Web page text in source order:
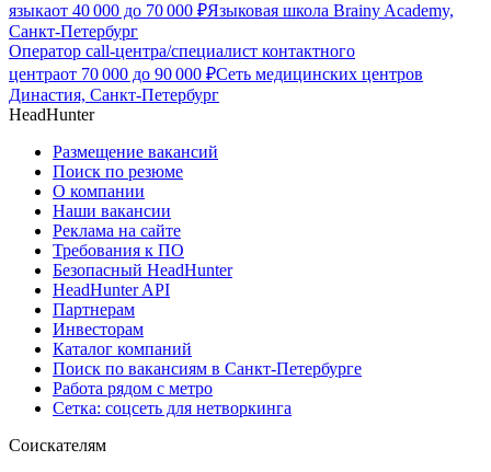
языкаот 40 000 до 70 000 ₽Языковая школа Brainy Academy,
Санкт-Петербург
Оператор call-центра/специалист контактного
центраот 70 000 до 90 000 ₽Сеть медицинских центров
Династия, Санкт-Петербург
HeadHunter
Размещение вакансий
Поиск по резюме
О компании
Наши вакансии
Реклама на сайте
Требования к ПО
Безопасный HeadHunter
HeadHunter API
Партнерам
Инвесторам
Каталог компаний
Поиск по вакансиям в Санкт-Петербурге
Работа рядом с метро
Сетка: соцсеть для нетворкинга
Соискателям